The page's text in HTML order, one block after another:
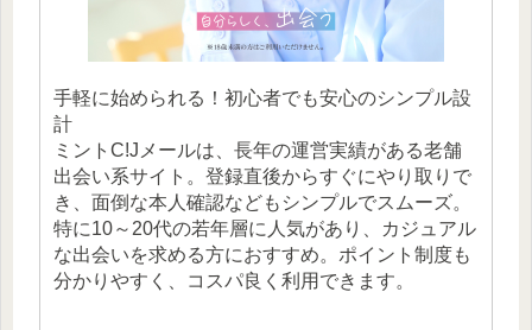
手軽に始められる！初心者でも安心のシンプル設
計
ミントC!Jメールは、長年の運営実績がある老舗
出会い系サイト。登録直後からすぐにやり取りで
き、面倒な本人確認などもシンプルでスムーズ。
特に10～20代の若年層に人気があり、カジュアル
な出会いを求める方におすすめ。ポイント制度も
分かりやすく、コスパ良く利用できます。